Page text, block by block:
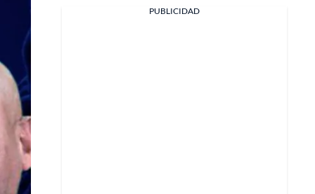
PUBLICIDAD